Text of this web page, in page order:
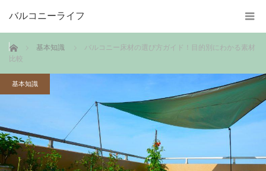
バルコニーライフ
ホーム 基本知識
バルコニー床材の選び方ガイド！目的別にわかる素材
比較
基本知識